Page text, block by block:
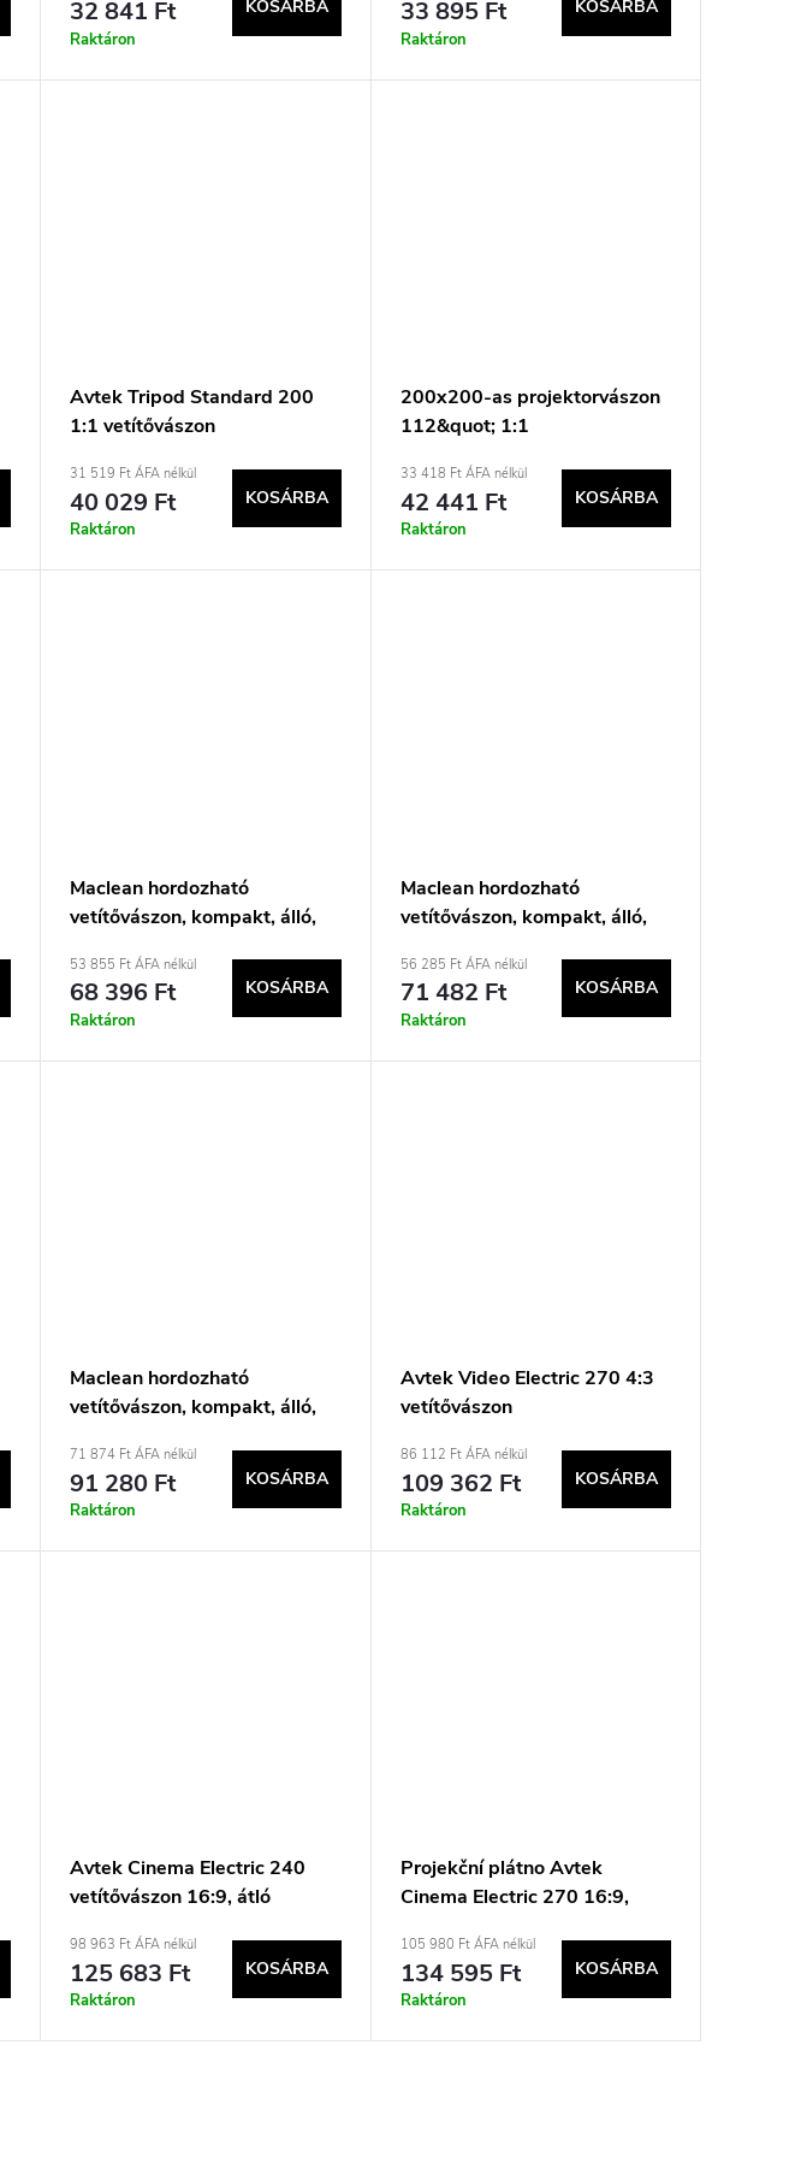
32 841 Ft
Raktáron
KOSÁRBA 33 895 Ft
Raktáron
KOSÁRBA
Avtek Tripod Standard 200
1:1 vetítővászon
31 519 Ft ÁFA nélkül
40 029 Ft
Raktáron
KOSÁRBA
200x200-as projektorvászon
112&quot; 1:1
33 418 Ft ÁFA nélkül
42 441 Ft
Raktáron
KOSÁRBA
Maclean hordozható
vetítővászon, kompakt, álló,
53 855 Ft ÁFA nélkül
68 396 Ft
Raktáron
KOSÁRBA
Maclean hordozható
vetítővászon, kompakt, álló,
56 285 Ft ÁFA nélkül
71 482 Ft
Raktáron
KOSÁRBA
Maclean hordozható
vetítővászon, kompakt, álló,
71 874 Ft ÁFA nélkül
91 280 Ft
Raktáron
KOSÁRBA
Avtek Video Electric 270 4:3
vetítővászon
86 112 Ft ÁFA nélkül
109 362 Ft
Raktáron
KOSÁRBA
Avtek Cinema Electric 240
vetítővászon 16:9, átló
98 963 Ft ÁFA nélkül
125 683 Ft
Raktáron
KOSÁRBA
Projekční plátno Avtek
Cinema Electric 270 16:9,
105 980 Ft ÁFA nélkül
134 595 Ft
Raktáron
KOSÁRBA